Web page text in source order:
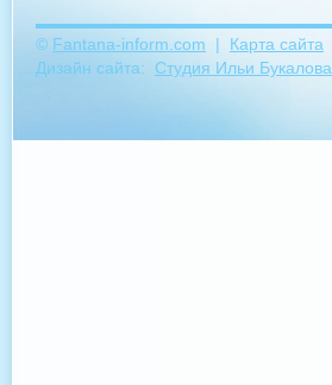
© Fantana-inform.com | Карта сайта
Дизайн сайта: Студия Ильи Букалова